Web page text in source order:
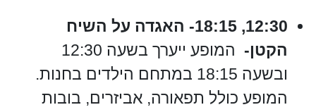
12:30, 18:15- האגדה על השיח
הקטן-
המופע ייערך בשעה 12:30
ובשעה 18:15 במתחם הילדים בחנות.
המופע כולל תפאורה, אביזרים, בובות